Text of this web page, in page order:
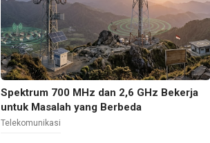
Spektrum 700 MHz dan 2,6 GHz Bekerja
untuk Masalah yang Berbeda
Telekomunikasi